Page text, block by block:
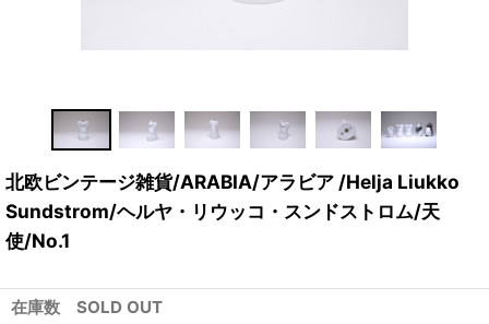
北欧ビンテージ雑貨/ARABIA/アラビア /Helja Liukko
Sundstrom/ヘルヤ・リウッコ・スンドストロム/天
使/No.1
在庫数 SOLD OUT